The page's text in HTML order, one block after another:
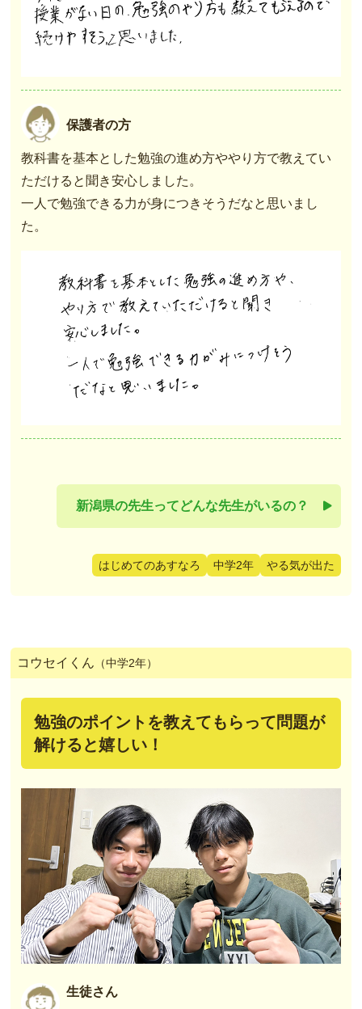
保護者の方
教科書を基本とした勉強の進め方ややり方で教えてい
ただけると聞き安心しました。
一人で勉強できる力が身につきそうだなと思いまし
た。
新潟県の先生ってどんな先生がいるの？
はじめてのあすなろ 中学2年 やる気が出た
コウセイくん （中学2年）
勉強のポイントを教えてもらって問題が
解けると嬉しい！
生徒さん